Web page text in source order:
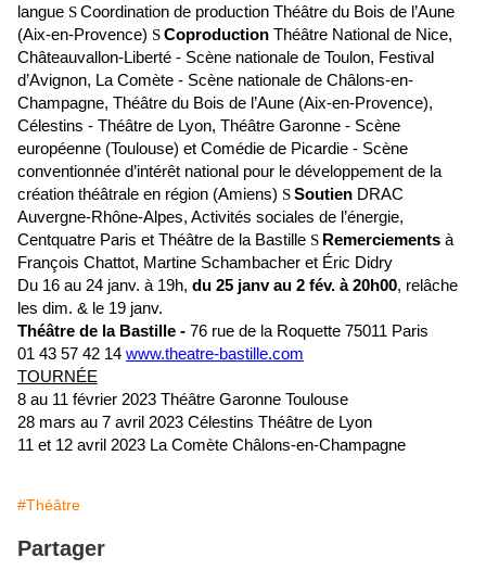
langue SCoordination de production Théâtre du Bois de l’Aune
(Aix-en-Provence) SCoproduction Théâtre National de Nice,
Châteauvallon-Liberté - Scène nationale de Toulon, Festival
d’Avignon, La Comète - Scène nationale de Châlons-en-
Champagne, Théâtre du Bois de l’Aune (Aix-en-Provence),
Célestins - Théâtre de Lyon, Théâtre Garonne - Scène
européenne (Toulouse) et Comédie de Picardie - Scène
conventionnée d’intérêt national pour le développement de la
création théâtrale en région (Amiens) SSoutien DRAC
Auvergne-Rhône-Alpes, Activités sociales de l’énergie,
Centquatre Paris et Théâtre de la Bastille S Remerciements à
François Chattot, Martine Schambacher et Éric Didry
Du 16 au 24 janv. à 19h, du 25 janv au 2 fév. à 20h00, relâche
les dim. & le 19 janv.
Théâtre de la Bastille - 76 rue de la Roquette 75011 Paris
01 43 57 42 14 www.theatre-bastille.com
TOURNÉE
8 au 11 février 2023 Théâtre Garonne Toulouse
28 mars au 7 avril 2023 Célestins Théâtre de Lyon
11 et 12 avril 2023 La Comète Châlons-en-Champagne
#Théâtre
Partager